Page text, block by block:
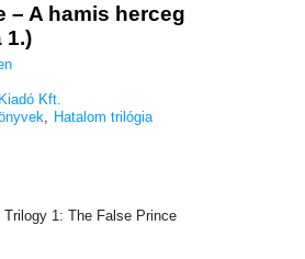
– A hamis herceg
1.)
Kft.
Hatalom trilógia
Trilogy 1: The False Prince